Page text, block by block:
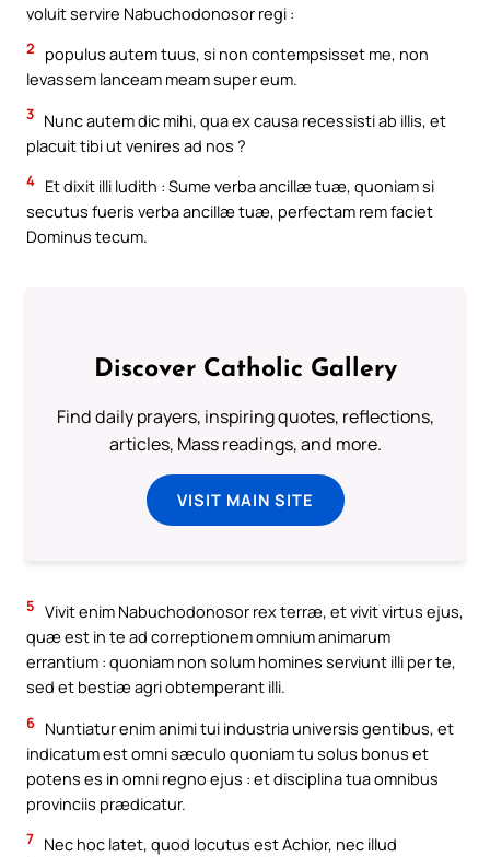
voluit servire Nabuchodonosor regi :
2
populus autem tuus, si non contempsisset me, non
levassem lanceam meam super eum.
3 Nunc autem dic mihi, qua ex causa recessisti ab illis, et
placuit tibi ut venires ad nos ?
4 Et dixit illi Iudith : Sume verba ancillæ tuæ, quoniam si
secutus fueris verba ancillæ tuæ, perfectam rem faciet
Dominus tecum.
Discover Catholic Gallery
Find daily prayers, inspiring quotes, reflections,
articles, Mass readings, and more.
VISIT MAIN SITE
5 Vivit enim Nabuchodonosor rex terræ, et vivit virtus ejus,
quæ est in te ad correptionem omnium animarum
errantium : quoniam non solum homines serviunt illi per te,
sed et bestiæ agri obtemperant illi.
6 Nuntiatur enim animi tui industria universis gentibus, et
indicatum est omni sæculo quoniam tu solus bonus et
potens es in omni regno ejus : et disciplina tua omnibus
provinciis prædicatur.
7 Nec hoc latet, quod locutus est Achior, nec illud